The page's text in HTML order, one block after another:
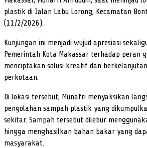
plastik di Jalan Labu Lorong, Kecamatan
(11/2/2026).
Kunjungan ini menjadi wujud apresiasi
Pemerintah Kota Makassar terhadap peran
menciptakan solusi kreatif dan
perkotaan.
Di lokasi tersebut, Munafri menyaksikan
pengolahan sampah plastik yang
sekitar. Sampah tersebut dilebur
hingga menghasilkan bahan bakar yang
masyarakat.